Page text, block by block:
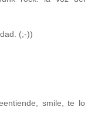
(;-))
smile, te lo